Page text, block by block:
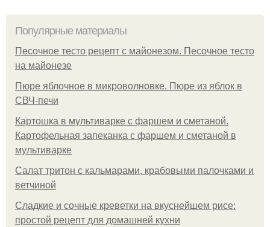
Популярные материалы
Песочное тесто рецепт с майонезом. Песочное тесто
на майонезе
Пюре яблочное в микроволновке. Пюре из яблок в
СВЧ-печи
Картошка в мультиварке с фаршем и сметаной.
Картофельная запеканка с фаршем и сметаной в
мультиварке
Салат тритон с кальмарами, крабовыми палочками и
ветчиной
Сладкие и сочные креветки на вкуснейшем рисе:
простой рецепт для домашней кухни